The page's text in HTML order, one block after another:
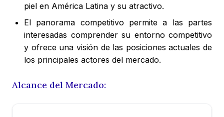
piel en América Latina y su atractivo.
El panorama competitivo permite a las partes
interesadas comprender su entorno competitivo
y ofrece una visión de las posiciones actuales de
los principales actores del mercado.
Alcance del Mercado: